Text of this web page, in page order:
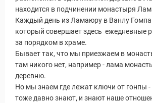
находится в подчинении монастыря
Каждый день из Ламаюру в Ванлу Гомпа
который совершает здесь ежедневные
за порядком в храме.
Бывает так, что мы приезжаем в
там никого нет, например - лама
деревню.
Но мы знаем где лежат ключи от гонпы -
тоже давно знают, и знают наше